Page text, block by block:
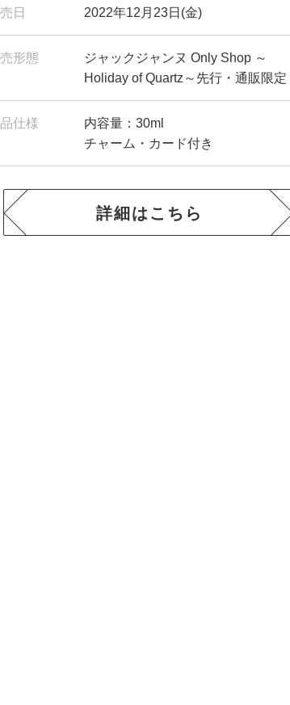
日 2022年12月23日(金)
形態
ジャックジャンヌ Only Shop ～
Holiday of Quartz～先行・通販限定
仕様
内容量：30ml
チャーム・カード付き
詳細はこちら